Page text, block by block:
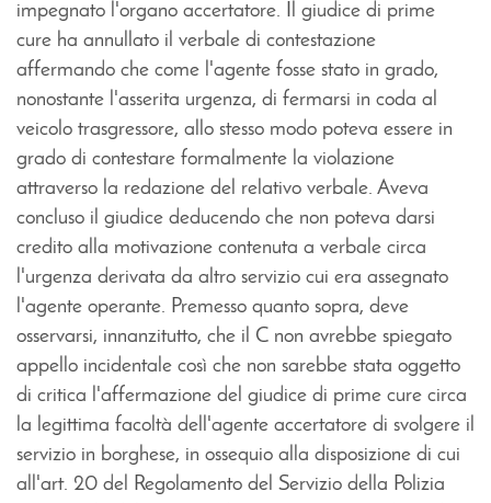
impegnato l'organo accertatore. Il giudice di prime
cure ha annullato il verbale di contestazione
affermando che come l'agente fosse stato in grado,
nonostante l'asserita urgenza, di fermarsi in coda al
veicolo trasgressore, allo stesso modo poteva essere in
grado di contestare formalmente la violazione
attraverso la redazione del relativo verbale. Aveva
concluso il giudice deducendo che non poteva darsi
credito alla motivazione contenuta a verbale circa
l'urgenza derivata da altro servizio cui era assegnato
l'agente operante. Premesso quanto sopra, deve
osservarsi, innanzitutto, che il C non avrebbe spiegato
appello incidentale così che non sarebbe stata oggetto
di critica l'affermazione del giudice di prime cure circa
la legittima facoltà dell'agente accertatore di svolgere il
servizio in borghese, in ossequio alla disposizione di cui
all'art. 20 del Regolamento del Servizio della Polizia